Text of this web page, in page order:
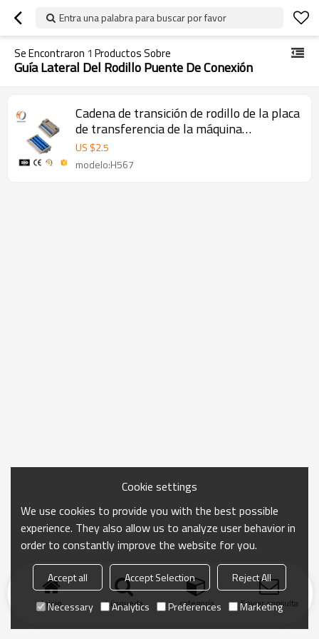
Entra una palabra para buscar por favor
Se Encontraron 1 Productos Sobre
Guía Lateral Del Rodillo Puente De Conexión
Cadena de transición de rodillo de la placa
de transferencia de la máquina
transportadora H567
US $2.5
modelo:H567
Inicio búsqueda categoría Enviar consulta
Cookie settings
We use cookies to provide you with the best possible
experience. They also allow us to analyze user behavior in
order to constantly improve the website for you.
Accept all Accept Selection
Reject All
Necessary
Analytics Preferences Marketing